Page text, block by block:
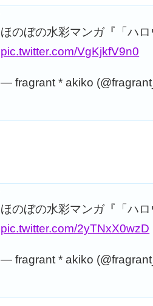
ほのぼの水彩マンガ『「ハ
pic.twitter.com/VgKjkfV9n0
— fragrant * akiko
ほのぼの水彩マンガ『「ハ
pic.twitter.com/2yTNxX0wzD
— fragrant * akiko